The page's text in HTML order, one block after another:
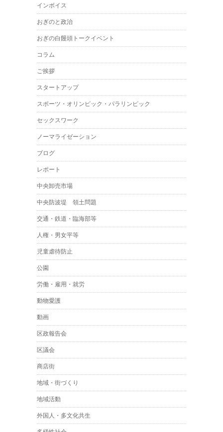
インボイス
おぎのと政治
おぎの白饅頭トークイベント
コラム
ご挨拶
スタートアップ
スポーツ・オリンピック・パラリンピック
セックスワーク
ノーマライゼーション
ブログ
レポート
中央卸売市場
中央防波堤 領土問題
交通・鉄道・臨海部等
人権・男女平等
児童虐待防止
公園
労働・雇用・就労
動物愛護
動画
区政報告会
区議会
商店街
地域・街づくり
地域活動
外国人・多文化共生